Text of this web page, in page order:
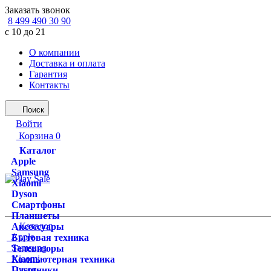
Заказать звонок
8 499 490 30 90
с 10 до 21
О компании
Доставка и оплата
Гарантия
Контакты
Поиск
Войти
Корзина 0
Каталог
Apple
Samsung
Xiaomi
Dyson
Смартфоны
Планшеты
Аксессуары
Бытовая техника
Телевизоры
Компьютерная техника
Каталог
Apple
Samsung
Xiaomi